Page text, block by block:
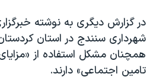
در گزارش دیگری به نوشته
شهرداری سنندج در استان
همچنان مشکل استفاده از
تامین اجتماعی» دارند.